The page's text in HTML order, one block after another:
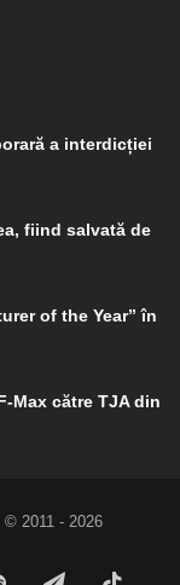
a interdicției
fiind salvată de
of the Year” în
Max către TJA din
© 2011 - 2026